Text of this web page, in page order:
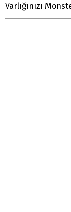
Varlığınızı